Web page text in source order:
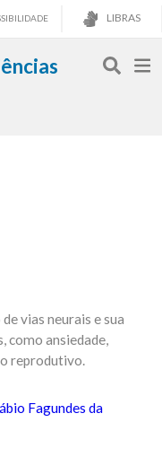
LIBRAS
vias neurais e sua
como ansiedade,
reprodutivo.
Fagundes da